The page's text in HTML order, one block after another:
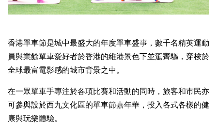
香港單車節是城中最盛大的年度單車盛事，數千名精英運動
員與業餘單車愛好者於香港的維港景色下並駕齊驅，穿梭於
全球最富電影感的城市背景之中。
在一眾單車手專注於各項比賽和活動的同時，旅客和市民亦
可參與設於西九文化區的單車節嘉年華，投入各式各樣的健
康與玩樂體驗。